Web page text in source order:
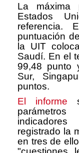
La máxima
Estados
referencia.
puntuación
la UIT
Saudí. En el
99,48 punto
Sur,
puntos.
El informe
registrado la
en tres de